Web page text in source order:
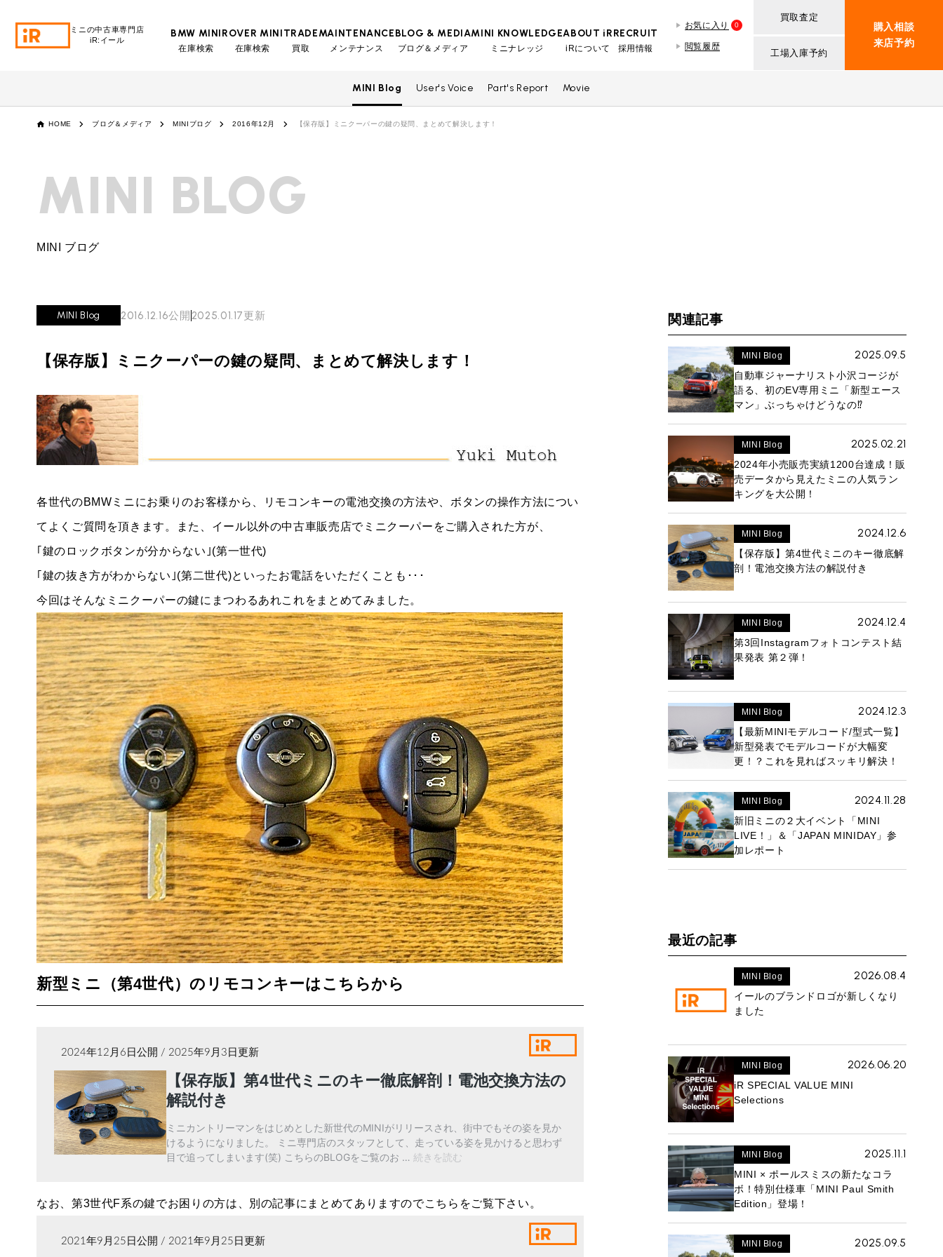
ミニの中古車専門店
iR:イール
BMW MINI
在庫検索
ROVER MINI
在庫検索
TRADE
買取
iRの買取が他社よりも高い理由
MAINTENANCE
メンテナンス
TOP
工場入庫予約
BLOG & MEDIA
ブログ＆メディア
TOP
MINI Blog スタッフブログ
MINI KNOWLEDGE
ミニナレッジ
TOP
ABOUT iR
iRについて
会社概要
RECRUIT
採用情報
お気に入り 0
閲覧履歴
買取査定
工場入庫予約
購入相談
来店予約
ROVER MINI ローバーミニ 在庫検索
TRADE
iRの買取が他社よりも高い理由
必要書類
BMWミニ買取査定依頼
ローバーミニ買取査定依頼
MAINTENANCE
最近の修理実績
TOP
MINI Blog
Part's Report
Movie 動画一覧
MINI KNOWLEDGE ミニナレッジ
TOP
BMWミニナレッジ
ローバーミニナレッジ
ABOUT iR iRについて
会社概要
スタッフ紹介
MAP
リクルート
RECRUIT 採用情報
お知らせ プライバシーポリシー
工場
お問い合わせ
BMW MINIサービス工場
iR TECH FACTORY
ROVER MINIサービス工場
iR MAKERS
TEL
MAP
購入相談
MINI Blog User's Voice Part's Report Movie
HOME ブログ＆メディア MINIブログ 2016年12月 【保存版】ミニクーパーの鍵の疑問、まとめて解決します！
MINI BLOG
MINI ブログ
MINI Blog 2016.12.16公開 2025.01.17更新
【保存版】ミニクーパーの鍵の疑問、まとめて解決します！
各世代のBMWミニにお乗りのお客様から、リモコンキーの電池交換の方法や、ボタンの操作方法につい
てよくご質問を頂きます。また、イール以外の中古車販売店でミニクーパーをご購入された方が、
｢鍵のロックボタンが分からない｣(第一世代)
｢鍵の抜き方がわからない｣(第二世代)といったお電話をいただくことも･･･
今回はそんなミニクーパーの鍵にまつわるあれこれをまとめてみました。
新型ミニ（第4世代）のリモコンキーはこちらから
なお、第3世代F系の鍵でお困りの方は、別の記事にまとめてありますのでこちらをご覧下さい。
関連記事
MINI Blog 2025.09.5
自動車ジャーナリスト小沢コージが
語る、初のEV専用ミニ「新型エース
マン」ぶっちゃけどうなの⁉︎
MINI Blog 2025.02.21
2024年小売販売実績1200台達成！販
売データから見えたミニの人気ラン
キングを大公開！
MINI Blog 2024.12.6
【保存版】第4世代ミニのキー徹底解
剖！電池交換方法の解説付き
MINI Blog 2024.12.4
第3回Instagramフォトコンテスト結
果発表 第２弾！
MINI Blog 2024.12.3
【最新MINIモデルコード/型式一覧】
新型発表でモデルコードが大幅変
更！？これを見ればスッキリ解決！
MINI Blog 2024.11.28
新旧ミニの２大イベント「MINI
LIVE！」＆「JAPAN MINIDAY」参
加レポート
最近の記事
MINI Blog 2026.08.4
イールのブランドロゴが新しくなり
ました
MINI Blog 2026.06.20
iR SPECIAL VALUE MINI
Selections
MINI Blog 2025.11.1
MINI × ポールスミスの新たなコラ
ボ！特別仕様車「MINI Paul Smith
Edition」登場！
MINI Blog 2025.09.5